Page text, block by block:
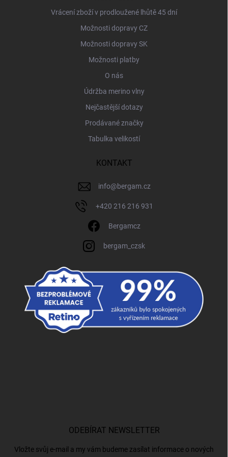
Vrácení zboží v prodloužené lhůtě 45 dní
Možnosti dopravy CZ
Možnosti dopravy SK
Možnosti platby
O nás
Údržba merino vlny
Nejčastější dotazy
Prodávané značky
Tabulka velikostí
KONTAKT
info@bergam.cz
+420 216 216 931
Bergamcz
bergam_czsk
ODEBÍRAT NEWSLETTER
Vložte svůj e-mail a my vám budeme zasílat informace o nových